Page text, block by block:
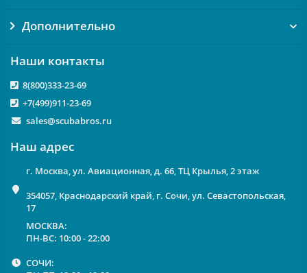
Дополнительно
Наши контакты
8(800)333-23-69
+7(499)911-23-69
sales@scubabros.ru
Наш адрес
г. Москва, ул. Авиационная, д. 66, ТЦ Крылья, 2 этаж
354057, Краснодарский край, г. Сочи, ул. Севастопольская,
17
МОСКВА:
ПН-ВС: 10:00 - 22:00
СОЧИ: